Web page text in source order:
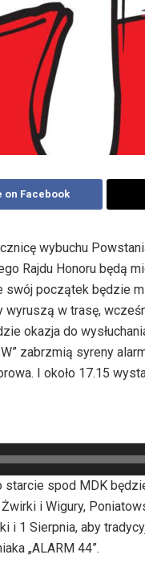
on Facebook
wybuchu
Rajdu Honoru będą
początek będzie
w trasę,
okazja do
zabrzmią syreny
I około 17.15
spod MDK
i Wigury,
i 1 Sierpnia, aby
„ALARM 44”.